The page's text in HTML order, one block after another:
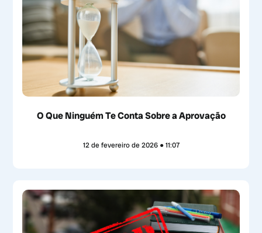
O Que Ninguém Te Conta Sobre a Aprovação
12 de fevereiro de 2026 11:07